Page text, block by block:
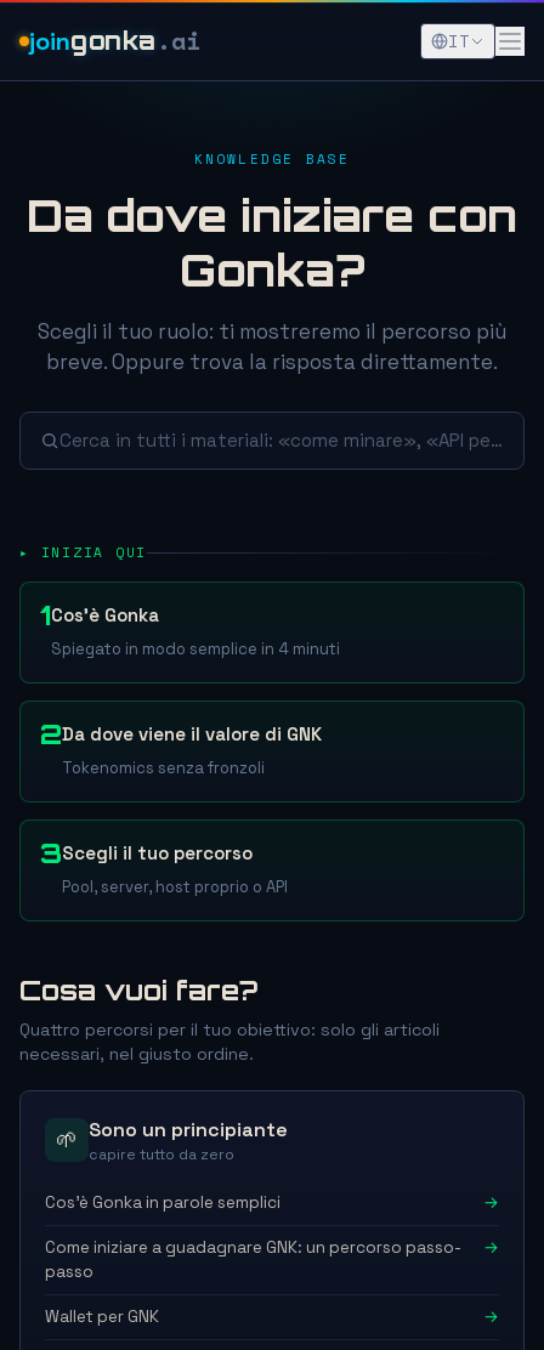
joingonka .ai IT
KNOWLEDGE BASE
Da dove iniziare con
Gonka?
Scegli il tuo ruolo: ti mostreremo il percorso più
breve. Oppure trova la risposta direttamente.
Cerca in tutti i materiali: «come minare», «API per
▸ INIZIA QUI
1Cos'è Gonka
Spiegato in modo semplice in 4 minuti
2Da dove viene il valore di GNK
Tokenomics senza fronzoli
3Scegli il tuo percorso
Pool, server, host proprio o API
Cosa vuoi fare?
Quattro percorsi per il tuo obiettivo: solo gli articoli
necessari, nel giusto ordine.
🌱 Sono un principiante
capire tutto da zero
Cos'è Gonka in parole semplici →
Come iniziare a guadagnare GNK: un percorso passo-
passo
→
Wallet per GNK →